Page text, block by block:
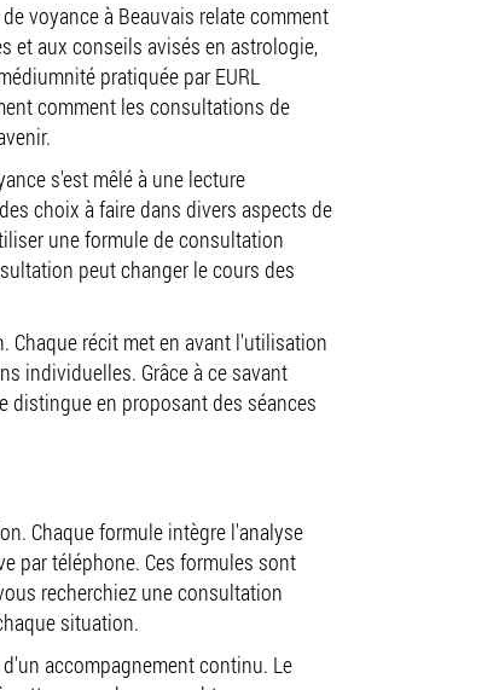
voyance à Beauvais relate comment
et aux conseils avisés en astrologie,
pratiquée par EURL
comment les consultations de
s'est mêlé à une lecture
choix à faire dans divers aspects de
une formule de consultation
peut changer le cours des
Chaque récit met en avant l'utilisation
individuelles. Grâce à ce savant
distingue en proposant des séances
Chaque formule intègre l'analyse
par téléphone. Ces formules sont
recherchiez une consultation
situation.
accompagnement continu. Le